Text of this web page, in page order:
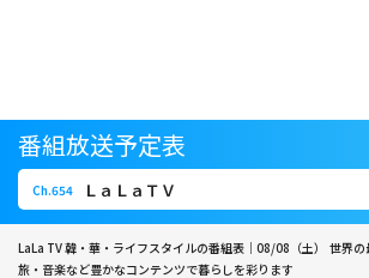
番組放送予定表
Ch.654 ＬａＬａＴＶ
Ch.654 ＬａＬａＴＶ
LaLa TV 韓・華・ライフスタイルの番組表｜08/08（土）
世界の
旅・音楽など豊かなコンテンツで暮らしを彩ります